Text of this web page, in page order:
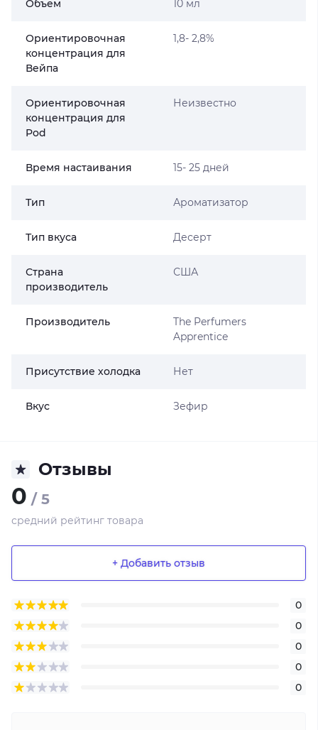
Объем 10 мл
Ориентировочная
концентрация для
Вейпа
1,8- 2,8%
Ориентировочная
концентрация для
Pod
Неизвестно
Время настаивания 15- 25 дней
Тип Ароматизатор
Тип вкуса Десерт
Страна
производитель
США
Производитель
The Perfumers
Apprentice
Присутствие холодка Нет
Вкус Зефир
Отзывы
0 / 5
средний рейтинг товара
+ Добавить отзыв
0
0
0
0
0